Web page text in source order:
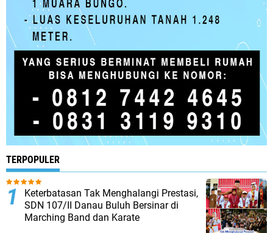
TERPOPULER
Keterbatasan Tak Menghalangi Prestasi,
SDN 107/II Danau Buluh Bersinar di
Marching Band dan Karate